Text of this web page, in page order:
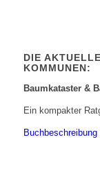
DIE
KOMMUNEN:
Baumkataster &
Ein kompakter